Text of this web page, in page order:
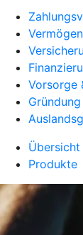
Vorsorge
Übersicht
Produkte